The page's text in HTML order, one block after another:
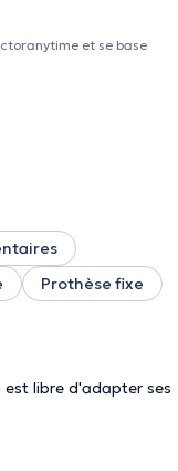
et se base
Prothèse fixe
est libre d'adapter ses